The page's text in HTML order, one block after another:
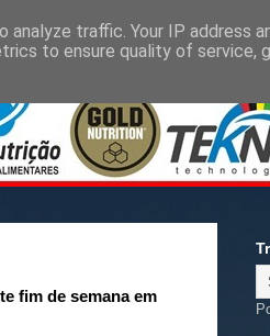
fim de semana em
traffic. Your IP address
to ensure quality of service,